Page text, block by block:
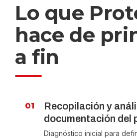
Lo que
hace de
a fin
Recopilación y
documentación del
Diagnóstico inicial para